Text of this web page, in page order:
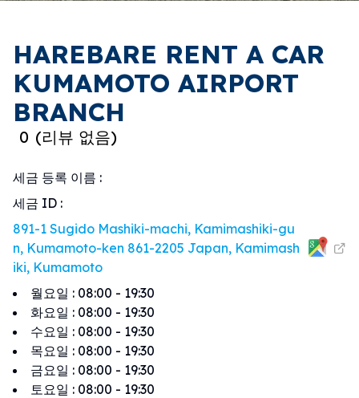
HAREBARE RENT A CAR
KUMAMOTO AIRPORT
BRANCH
0 (리뷰 없음)
세금 등록 이름 :
세금 ID :
891-1 Sugido Mashiki-machi, Kamimashiki-gu
n, Kumamoto-ken 861-2205 Japan, Kamimash
iki, Kumamoto
월요일 : 08:00 - 19:30
화요일 : 08:00 - 19:30
수요일 : 08:00 - 19:30
목요일 : 08:00 - 19:30
금요일 : 08:00 - 19:30
토요일 : 08:00 - 19:30